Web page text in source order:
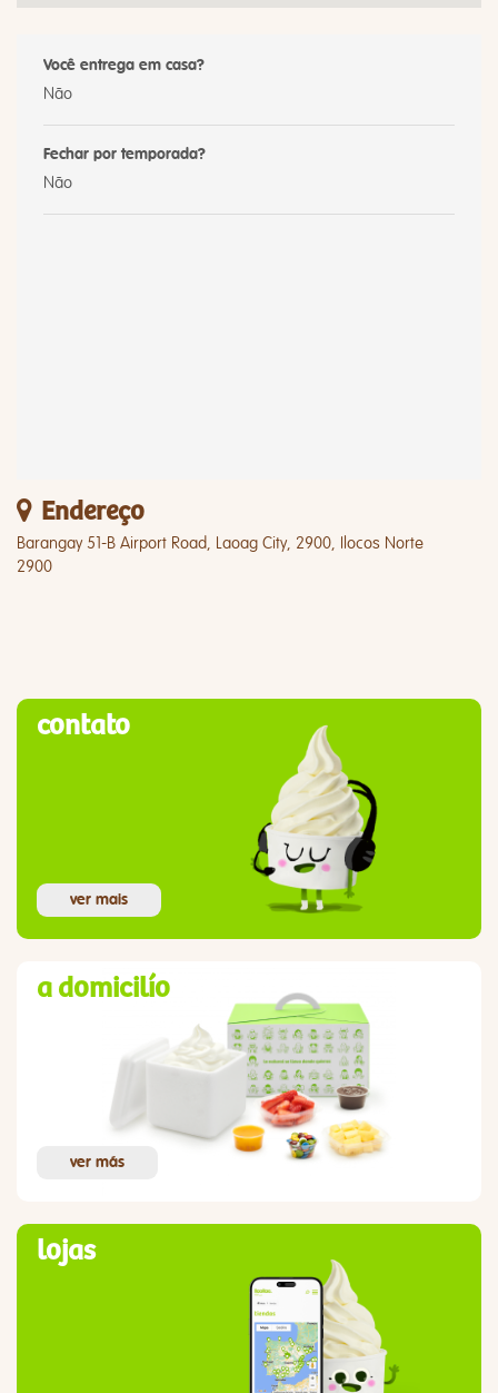
Você entrega em casa?
Não
Fechar por temporada?
Não
Endereço
Barangay 51-B Airport Road, Laoag City, 2900, Ilocos Norte
2900
contato
ver mais
a domicilío
ver más
lojas